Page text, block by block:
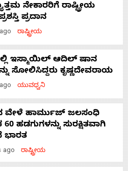
ನೇಕಾರರಿಗೆ ರಾಷ್ಟ್ರೀಯ
ಪ್ರದಾನ
ರಾಷ್ಟ್ರೀಯ
ಇಸ್ಮಾಯಿಲ್ ಆದಿಲ್ ಷಾನ
ಸೋಲಿಸಿದ್ದರು ಕೃಷ್ಣದೇವರಾಯ
ಯುವಧ್ವನಿ
ವೇಳೆ ಹಾರ್ಮುಜ್ ಜಲಸಂಧಿ
ಹಡಗುಗಳನ್ನು ಸುರಕ್ಷಿತವಾಗಿ
ಭಾರತ
ago ರಾಷ್ಟ್ರೀಯ